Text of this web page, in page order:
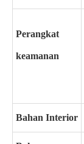
Perangkat
keamanan
Bahan Interior